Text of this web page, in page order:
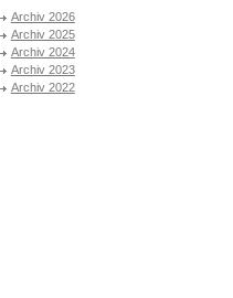
Archiv 2026
Archiv 2025
Archiv 2024
Archiv 2023
Archiv 2022